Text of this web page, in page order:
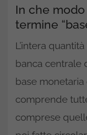
In che
termine
L’intera
banca centrale
base
comprende
comprese